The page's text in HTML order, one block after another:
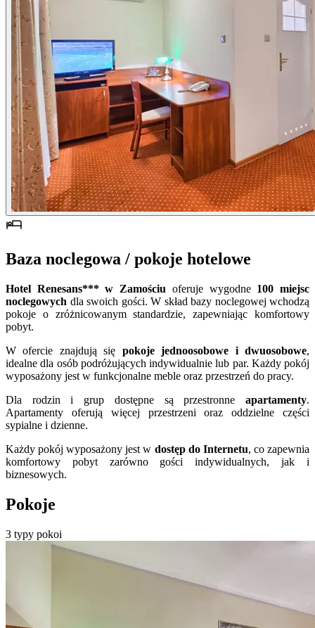
Baza noclegowa / pokoje hotelowe
Hotel Renesans*** w Zamościu oferuje wygodne 100 miejsc
noclegowych dla swoich gości. W skład bazy noclegowej wchodzą
pokoje o zróżnicowanym standardzie, zapewniając komfortowy
pobyt.
W ofercie znajdują się pokoje jednoosobowe i dwuosobowe,
idealne dla osób podróżujących indywidualnie lub par. Każdy pokój
wyposażony jest w funkcjonalne meble oraz przestrzeń do pracy.
Dla rodzin i grup dostępne są przestronne apartamenty.
Apartamenty oferują więcej przestrzeni oraz oddzielne części
sypialne i dzienne.
Każdy pokój wyposażony jest w dostęp do Internetu, co zapewnia
komfortowy pobyt zarówno gości indywidualnych, jak i
biznesowych.
Pokoje
3 typy pokoi